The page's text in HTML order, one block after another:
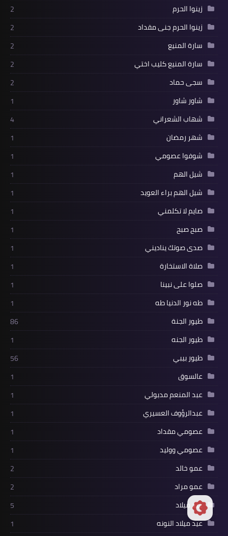
زينوا الحرم
2
زينوا الحرم جنى مقداد
2
سارة المنيع
2
سارة المنيع كليب اختي
2
سجى حماد
2
شاور شاور
1
شهاب الشعراني
4
شهر رمضان
1
شوفوا عصومي
1
شيل الهم
1
شيل الهم براء العويد
1
صايم لا تكلمني
1
صبح صبح
1
صدى صوتك يناديني
1
صلاة الاستخارة
1
صلوا على نبينا
1
طه نور الدنيا طه
1
طيور الجنة
86
طيور الجنه
1
طيور بيبي
56
عالسوق
1
عبد المنعم مدبولي
1
عبدالرؤوف العسيري
1
عصومي مقداد
1
عصومي ووليد
1
عمو خالد
2
عمو مراد
2
عيد ميلاد
5
عيد ميلاد النونه
1